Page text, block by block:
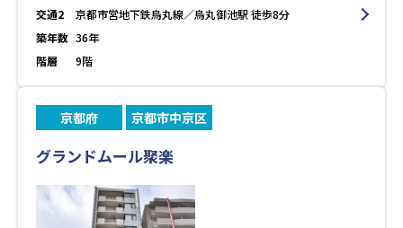
交通2
京都市営地下鉄烏丸線／烏丸御池駅 徒歩8分
築年数 36年
階層
9階
京都府 京都市中京区
グランドムール聚楽